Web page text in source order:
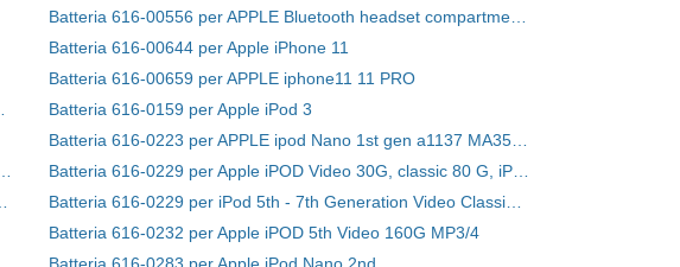
Batteria 616-00644 per Apple iPhone 11
Batteria 616-00659 per APPLE iphone11 11 PRO
Batteria 616-0159 per Apple iPod 3
Batteria 616-0232 per Apple iPOD 5th Video 160G MP3/4